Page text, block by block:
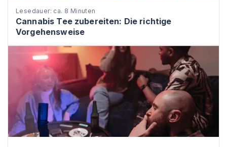
Lesedauer: ca. 8 Minuten
Cannabis Tee zubereiten: Die richtige
Vorgehensweise